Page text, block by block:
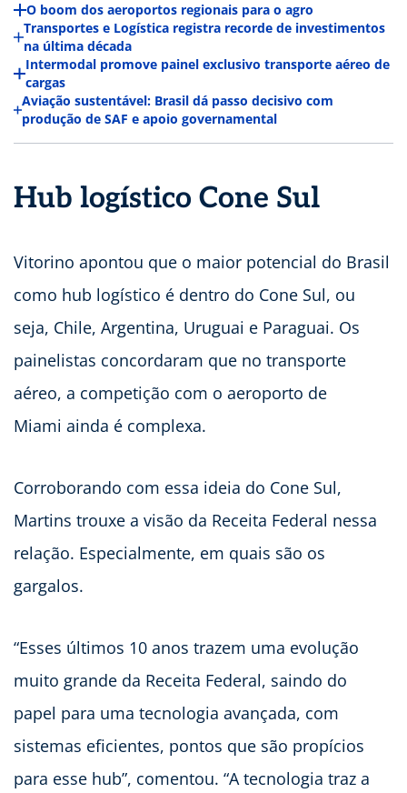
O boom dos aeroportos regionais para o agro
Transportes e Logística registra recorde de investimentos
na última década
Intermodal promove painel exclusivo transporte aéreo de
cargas
Aviação sustentável: Brasil dá passo decisivo com
produção de SAF e apoio governamental
Hub logístico Cone Sul
Vitorino apontou que o maior potencial do Brasil
como hub logístico é dentro do Cone Sul, ou
seja, Chile, Argentina, Uruguai e Paraguai. Os
painelistas concordaram que no transporte
aéreo, a competição com o aeroporto de
Miami ainda é complexa.
Corroborando com essa ideia do Cone Sul,
Martins trouxe a visão da Receita Federal nessa
relação. Especialmente, em quais são os
gargalos.
“Esses últimos 10 anos trazem uma evolução
muito grande da Receita Federal, saindo do
papel para uma tecnologia avançada, com
sistemas eficientes, pontos que são propícios
para esse hub”, comentou. “A tecnologia traz a